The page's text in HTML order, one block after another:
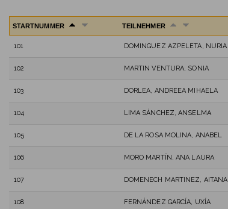
STARTNUMMER TEILNEHMER
101 DOMINGUEZ AZPELETA, NURIA
102 MARTIN VENTURA, SONIA
103 DORLEA, ANDREEA MIHAELA
104 LIMA SÁNCHEZ, ANSELMA
105 DE LA ROSA MOLINA, ANABEL
106 MORO MARTÍN, ANA LAURA
107 DOMENECH MARTINEZ, AITANA
108 FERNÁNDEZ GARCÍA, UXÍA